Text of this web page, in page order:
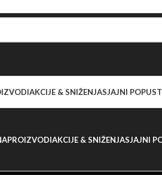
AKCIJE & SNIŽENJASJAJNI
PROIZVODIAKCIJE & SNIŽENJASJAJNI